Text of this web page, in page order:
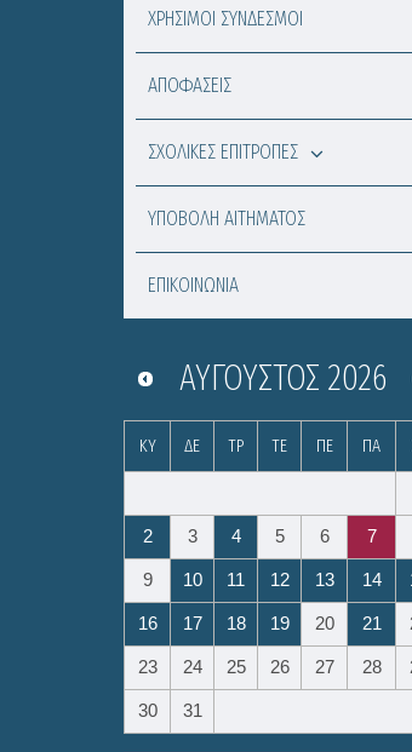
ΧΡΗΣΙΜΟΙ ΣΥΝΔΕΣΜΟΙ
ΑΠΟΦΑΣΕΙΣ
ΣΧΟΛΙΚΕΣ ΕΠΙΤΡΟΠΕΣ
ΥΠΟΒΟΛΗ ΑΙΤΗΜΑΤΟΣ
ΕΠΙΚΟΙΝΩΝΙΑ
ΑΎΓΟΥΣΤΟΣ 2026
ΚΥ ΔΕ ΤΡ ΤΕ ΠΕ ΠΑ
2 3 4 5 6 7
9 10 11 12 13 14
16 17 18 19 20 21
23 24 25 26 27 28
30 31